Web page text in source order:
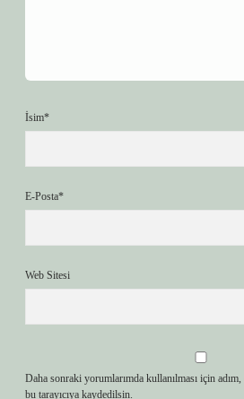
İsim*
E-Posta*
Web Sitesi
Daha sonraki yorumlarımda kullanılması için
bu tarayıcıya kaydedilsin.